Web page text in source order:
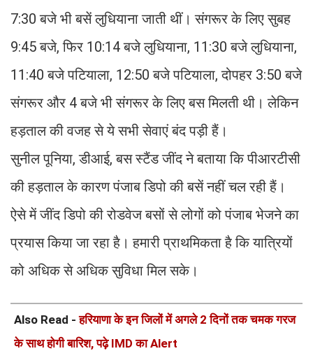
7:30 बजे भी बसें लुधियाना जाती थीं। संगरूर के लिए सुबह
9:45 बजे, फिर 10:14 बजे लुधियाना, 11:30 बजे लुधियाना,
11:40 बजे पटियाला, 12:50 बजे पटियाला, दोपहर 3:50 बजे
संगरूर और 4 बजे भी संगरूर के लिए बस मिलती थी। लेकिन
हड़ताल की वजह से ये सभी सेवाएं बंद पड़ी हैं।
सुनील पूनिया, डीआई, बस स्टैंड जींद ने बताया कि पीआरटीसी
की हड़ताल के कारण पंजाब डिपो की बसें नहीं चल रही हैं।
ऐसे में जींद डिपो की रोडवेज बसों से लोगों को पंजाब भेजने का
प्रयास किया जा रहा है। हमारी प्राथमिकता है कि यात्रियों
को अधिक से अधिक सुविधा मिल सके।
Also Read -हरियाणा के इन जिलों में अगले 2 दिनों तक चमक गरज
के साथ होगी बारिश, पढ़े IMD का Alert